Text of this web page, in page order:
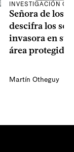
INVESTIGACIÓN
Señora de los
descifra los
invasora en su
área protegida
Martín Otheguy